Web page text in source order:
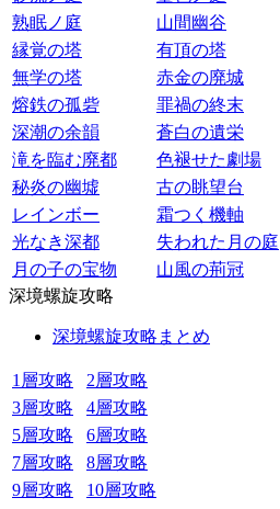
熟眠ノ庭
山間幽谷
縁覚の塔
有頂の塔
無学の塔
赤金の廃城
熔鉄の孤砦
罪禍の終末
深潮の余韻
蒼白の遺栄
滝を臨む廃都
色褪せた劇場
秘炎の幽墟
古の眺望台
レインボー
霜つく機軸
光なき深都
失われた月の庭
月の子の宝物
山風の荊冠
深境螺旋攻略
深境螺旋攻略まとめ
1層攻略
2層攻略
3層攻略
4層攻略
5層攻略
6層攻略
7層攻略
8層攻略
9層攻略
10層攻略